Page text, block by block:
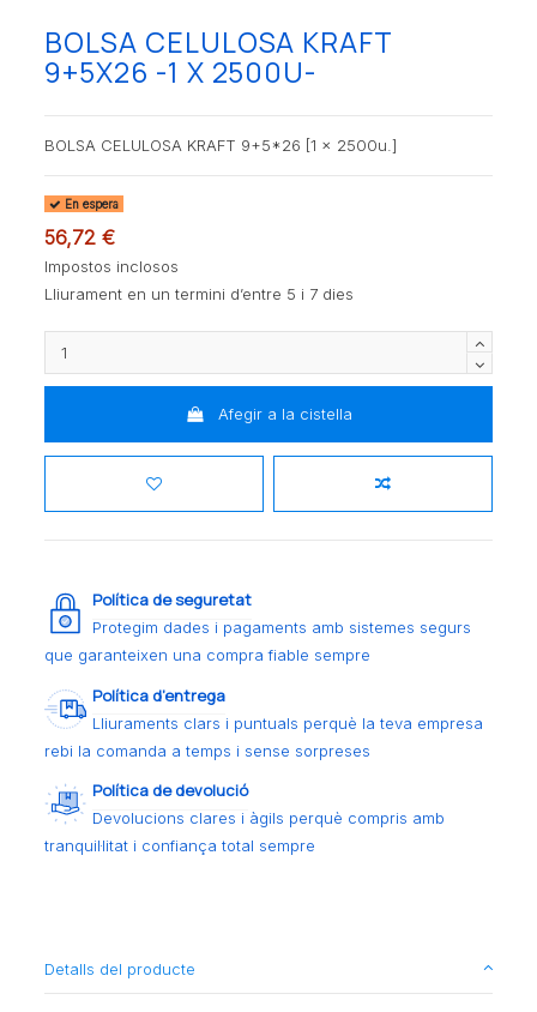
BOLSA CELULOSA KRAFT
9+5X26 -1 X 2500U-
BOLSA CELULOSA KRAFT 9+5*26 [1 x 2500u.]
En espera
56,72 €
Impostos inclosos
Lliurament en un termini d’entre 5 i 7 dies
Afegir a la cistella
Política de seguretat
Protegim dades i pagaments amb sistemes segurs
que garanteixen una compra fiable sempre
Política d’entrega
Lliuraments clars i puntuals perquè la teva empresa
rebi la comanda a temps i sense sorpreses
Política de devolució
Devolucions clares i àgils perquè compris amb
tranquil·litat i confiança total sempre
Detalls del producte